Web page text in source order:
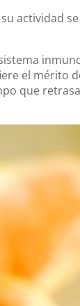
actividad
el mérito
que